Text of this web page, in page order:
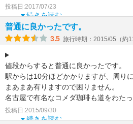
ょうどよいホテルなのではないでしょう
続きを読む
投稿日:2017/07/23
普通に良かったです。
3.5 旅行時期：2015/05（約
値段からすると普通に良かったです。
駅からは10分ほどかかりますが、周り
まあまあ有りますので困りません。
名古屋で有名なコメダ珈琲も道をわた
ります。
ただ道を渡るまでが大きい道
続きを読む
投稿日:2015/09/30